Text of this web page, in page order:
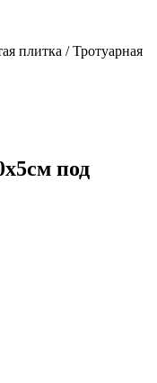
плитка / Тротуарная
под